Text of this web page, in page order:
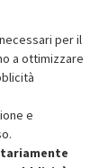
per il
a ottimizzare
e